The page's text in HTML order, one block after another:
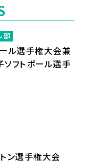
部
ル選手権大会兼
フトボール選手
ン選手権大会